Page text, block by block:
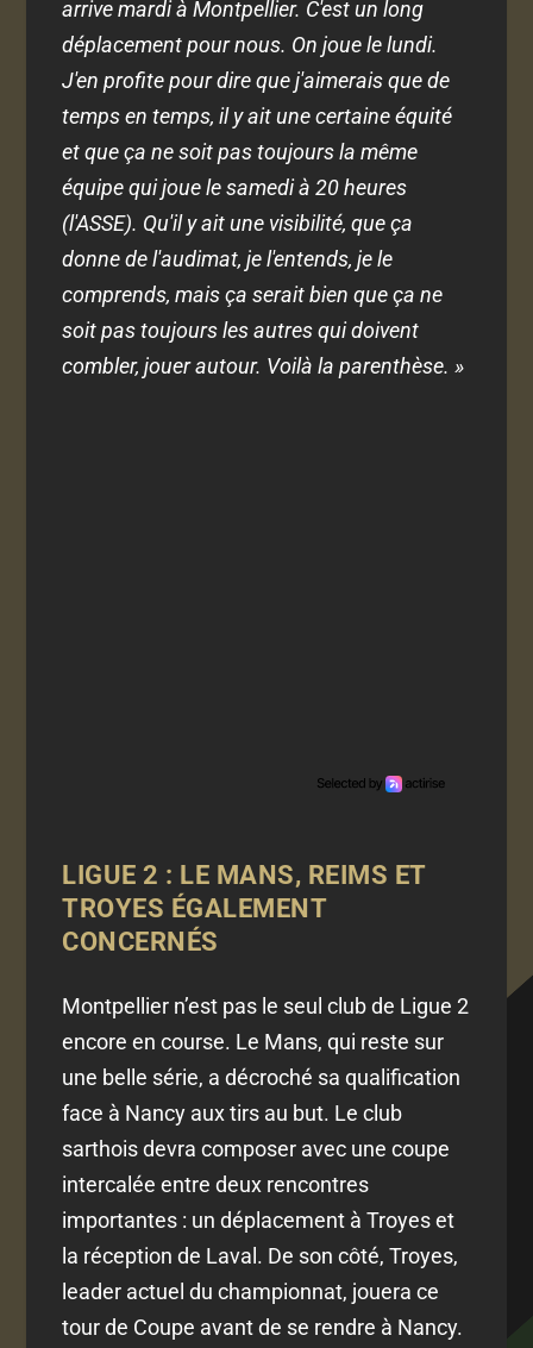
arrive mardi à Montpellier. C'est un long
déplacement pour nous. On joue le lundi.
J'en profite pour dire que j'aimerais que de
temps en temps, il y ait une certaine équité
et que ça ne soit pas toujours la même
équipe qui joue le samedi à 20 heures
(l'ASSE). Qu'il y ait une visibilité, que ça
donne de l'audimat, je l'entends, je le
comprends, mais ça serait bien que ça ne
soit pas toujours les autres qui doivent
combler, jouer autour. Voilà la parenthèse. »
LIGUE 2 : LE MANS, REIMS ET
TROYES ÉGALEMENT
CONCERNÉS
Montpellier n’est pas le seul club de Ligue 2
encore en course. Le Mans, qui reste sur
une belle série, a décroché sa qualification
face à Nancy aux tirs au but. Le club
sarthois devra composer avec une coupe
intercalée entre deux rencontres
importantes : un déplacement à Troyes et
la réception de Laval. De son côté, Troyes,
leader actuel du championnat, jouera ce
tour de Coupe avant de se rendre à Nancy.